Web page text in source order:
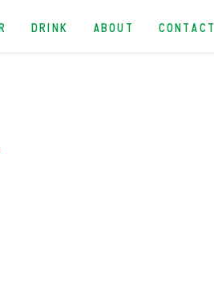
DRINK ABOUT CONTACT